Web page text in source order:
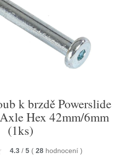
k brzdě Powerslide
Hex 42mm/6mm
(1ks)
4.3 / 5 ( 28 hodnocení )